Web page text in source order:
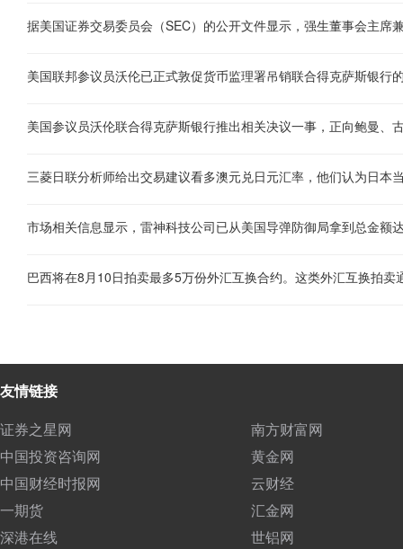
美国联邦参议员沃伦已正式敦促货币监理署吊销联合得克萨斯银行
美国参议员沃伦联合得克萨斯银行推出相关决议一事，正向鲍曼、
友情链接
证券之星网
南方财富网
中国投资咨询网
黄金网
中国财经时报网
云财经
一期货
汇金网
深港在线
世铝网